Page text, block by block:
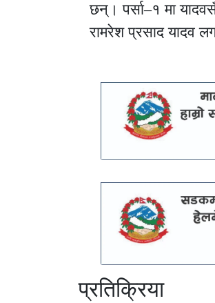
छन्। पर्सा–१ मा
रामरेश प्रसाद यादव
प्रतिक्रिया